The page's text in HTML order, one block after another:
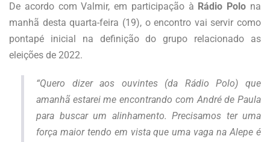
De acordo com Valmir, em participação à Rádio Polo na
manhã desta quarta-feira (19), o encontro vai servir como
pontapé inicial na definição do grupo relacionado as
eleições de 2022.
“Quero dizer aos ouvintes (da Rádio Polo) que
amanhã estarei me encontrando com André de Paula
para buscar um alinhamento. Precisamos ter uma
força maior tendo em vista que uma vaga na Alepe é